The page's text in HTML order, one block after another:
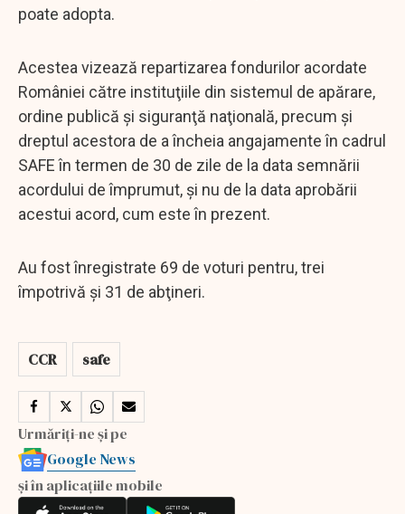
poate adopta.
Acestea vizează repartizarea fondurilor acordate
României către instituţiile din sistemul de apărare,
ordine publică şi siguranţă naţională, precum şi
dreptul acestora de a încheia angajamente în cadrul
SAFE în termen de 30 de zile de la data semnării
acordului de împrumut, şi nu de la data aprobării
acestui acord, cum este în prezent.
Au fost înregistrate 69 de voturi pentru, trei
împotrivă şi 31 de abţineri.
CCR safe
Urmăriți-ne și pe
Google News
și în aplicațiile mobile